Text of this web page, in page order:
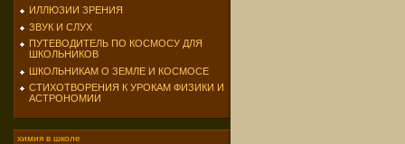
ИЛЛЮЗИИ ЗРЕНИЯ
ЗВУК И СЛУХ
ПУТЕВОДИТЕЛЬ ПО КОСМОСУ ДЛЯ
ШКОЛЬНИКОВ
ШКОЛЬНИКАМ О ЗЕМЛЕ И КОСМОСЕ
СТИХОТВОРЕНИЯ К УРОКАМ ФИЗИКИ И
АСТРОНОМИИ
химия в школе